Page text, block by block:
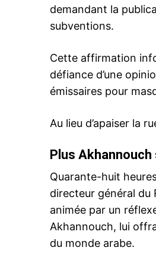
demandant la
subventions.
Cette affirmation
défiance d’une
émissaires pour
Au lieu d’apaiser la
Plus
Quarante-huit
directeur général du
animée par un
Akhannouch, lui
du monde arabe.